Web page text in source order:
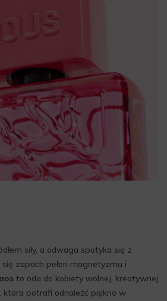
siły, a odwaga spotyka się z
zapach pełen magnetyzmu i
to oda do kobiety wolnej, kreatywnej
która potrafi odnaleźć piękno w